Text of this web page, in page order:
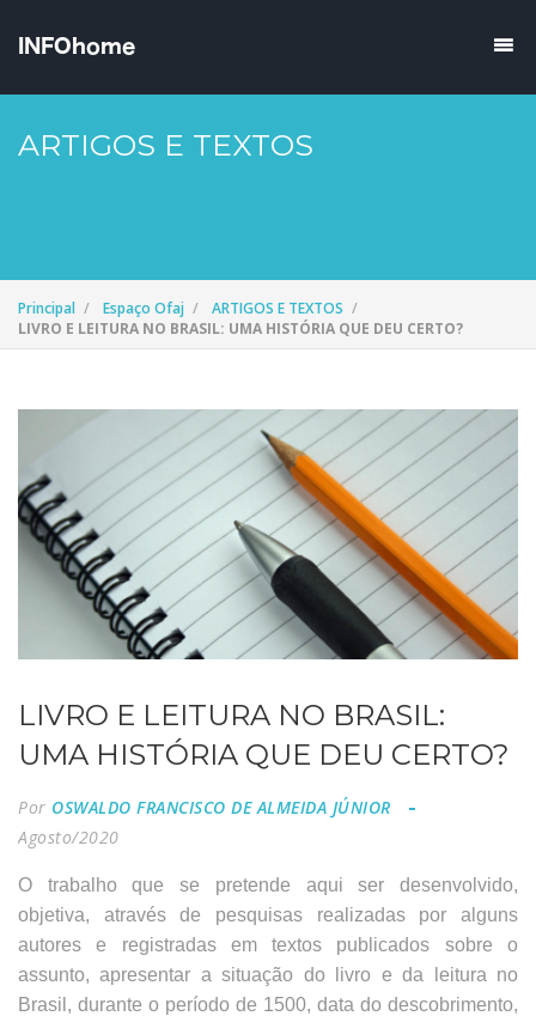
ARTIGOS E TEXTOS
Principal Espaço Ofaj
ARTIGOS E TEXTOS
LIVRO E LEITURA NO BRASIL: UMA HISTÓRIA QUE DEU CERTO?
LIVRO E LEITURA NO BRASIL:
UMA HISTÓRIA QUE DEU CERTO?
Por OSWALDO FRANCISCO DE ALMEIDA JÚNIOR
Agosto/2020
O trabalho que se pretende aqui ser desenvolvido,
objetiva, através de pesquisas realizadas por alguns
autores e registradas em textos publicados sobre o
assunto, apresentar a situação do livro e da leitura no
Brasil, durante o período de 1500, data do descobrimento,